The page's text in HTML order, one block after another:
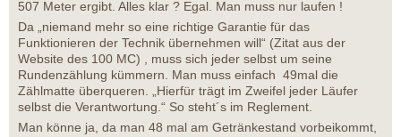
507 Meter ergibt. Alles klar ? Egal. Man muss nur laufen !
Da „niemand mehr so eine richtige Garantie für das
Funktionieren der Technik übernehmen will“ (Zitat aus der
Website des 100 MC) , muss sich jeder selbst um seine
Rundenzählung kümmern. Man muss einfach 49mal die
Zählmatte überqueren. „Hierfür trägt im Zweifel jeder Läufer
selbst die Verantwortung.“ So steht´s im Reglement.
Man könne ja, da man 48 mal am Getränkestand vorbeikommt,